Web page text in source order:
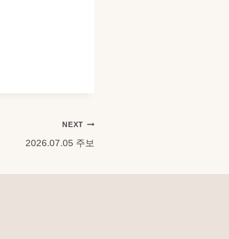
NEXT
2026.07.05 주보